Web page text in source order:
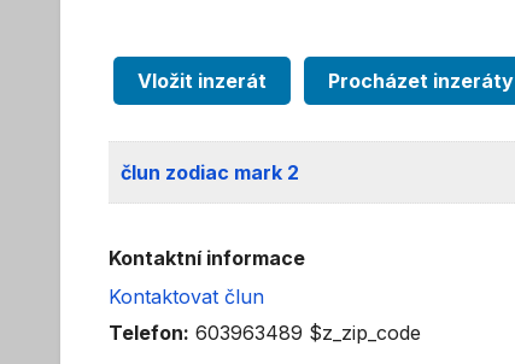
Vložit inzerát Procházet inzeráty
člun zodiac mark 2
Kontaktní informace
Kontaktovat člun
Telefon: 603963489 $z_zip_code